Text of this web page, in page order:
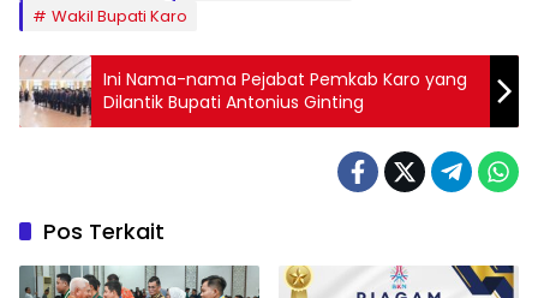
Wakil Bupati Karo
Ini Nama-nama Pejabat Pemkab Karo yang
Dilantik Bupati Antonius Ginting
Pos Terkait